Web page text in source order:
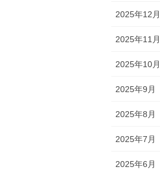
2025年12月
2025年11月
2025年10月
2025年9月
2025年8月
2025年7月
2025年6月